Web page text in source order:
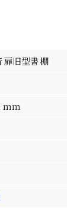
扉旧型書棚
mm